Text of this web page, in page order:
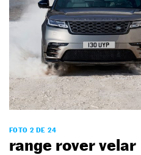
FOTO 2 DE 24
range rover velar